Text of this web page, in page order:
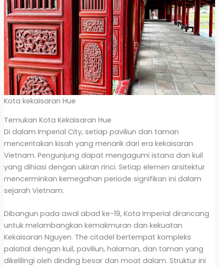
Kota kekaisaran Hue
Temukan Kota Kekaisaran Hue
Di dalam Imperial City, setiap paviliun dan taman
menceritakan kisah yang menarik dari era kekaisaran
Vietnam. Pengunjung dapat mengagumi istana dan kuil
yang dihiasi dengan ukiran rinci. Setiap elemen arsitektur
mencerminkan kemegahan periode signifikan ini dalam
sejarah Vietnam.
Dibangun pada awal abad ke-19, Kota Imperial dirancang
untuk melambangkan kemakmuran dan kekuatan
Kekaisaran Nguyen. The citadel bertempat kompleks
palatial dengan kuil, paviliun, halaman, dan taman yang
dikelilingi oleh dinding besar dan moat dalam. Struktur ini